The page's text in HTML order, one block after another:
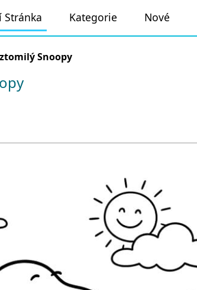
Stránka Kategorie Nové
Snoopy